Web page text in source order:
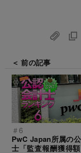
＜ 前の記事
＃6
PwC Japan所属の
士「監査報酬獲得